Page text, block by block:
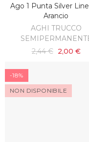
SCOPRI
Ago 1 Punta Silver
Arancio
AGHI TRUCCO
2,44 € 2,00 €
-18%
NON DISPONIBILE